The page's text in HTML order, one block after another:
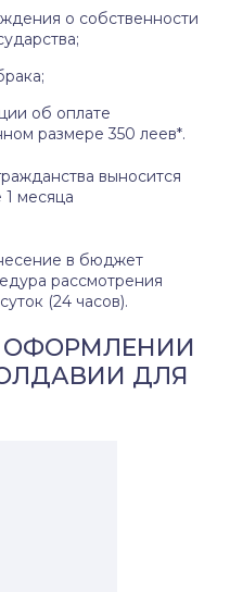
о собственности
об оплате
размере 350 леев*.
выносится
месяца
в бюджет
рассмотрения
(24 часов).
ДЛЯ